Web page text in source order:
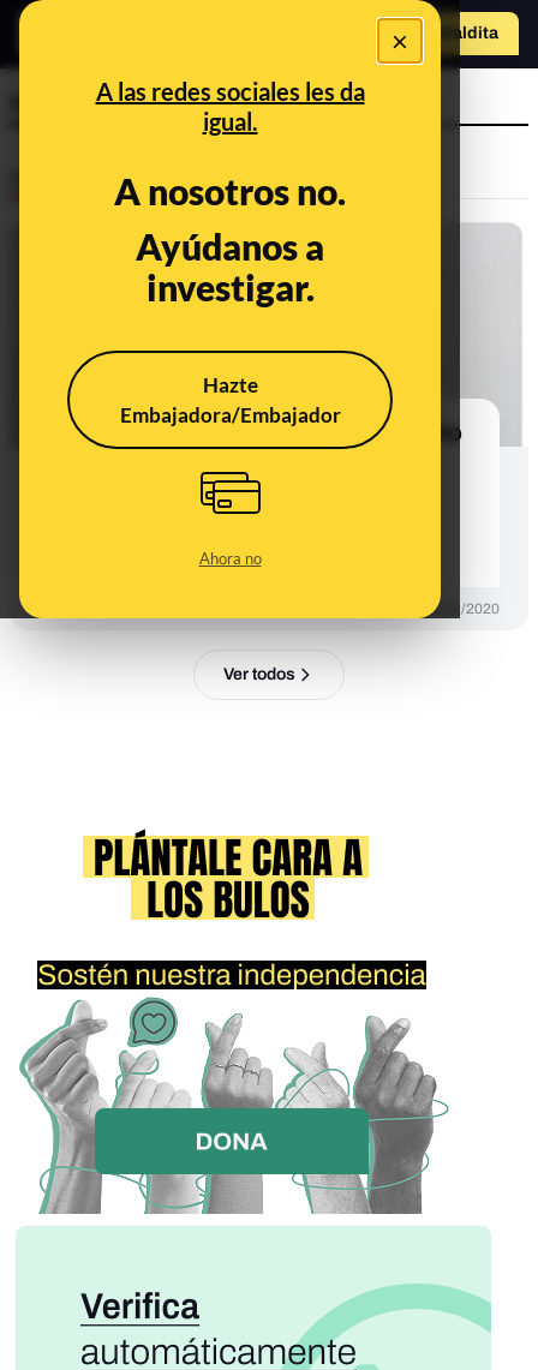
×
A las redes sociales les da
igual.
A nosotros no.
Ayúdanos a
investigar.
Hazte
Embajadora/Embajador
Ahora no
Hazte Maldita
rendesir
No, el mono que aparece en esta foto
siendo inyectado con coronavirus
para probar una vacuna con
26/02/2020
Ver todos